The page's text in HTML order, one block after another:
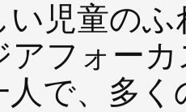
い児童の
アフォー
人で、多